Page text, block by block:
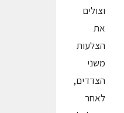
וצולים
את
הצלעות
משני
הצדדים,
לאחר